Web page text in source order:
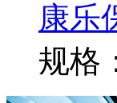
康乐
规格